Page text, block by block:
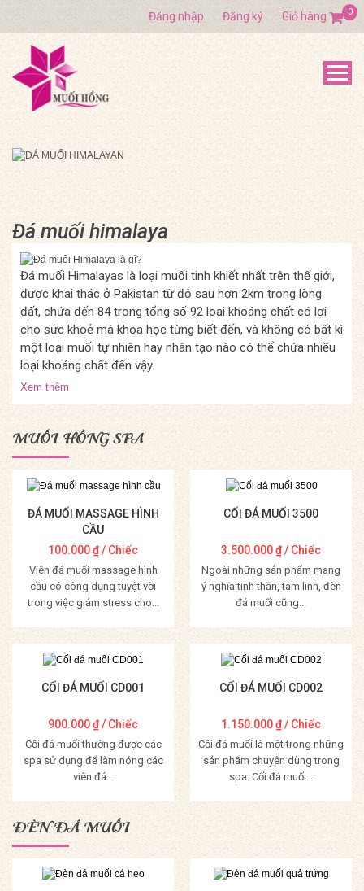
Đăng nhập Đăng ký Giỏ hàng 0
Đá muối himalaya
Đá muối Himalayas là loại muối tinh khiết nhất trên thế giới,
được khai thác ở Pakistan từ độ sau hơn 2km trong lòng
đất, chứa đến 84 trong tổng số 92 loại khoáng chất có lợi
cho sức khoẻ mà khoa học từng biết đến, và không có bất kì
một loại muối tự nhiên hay nhân tạo nào có thể chứa nhiều
loại khoáng chất đến vậy.
Xem thêm
MUỐI HỒNG SPA
ĐÁ MUỐI MASSAGE HÌNH
CẦU
100.000₫/ Chiếc
Viên đá muối massage hình
cầu có công dụng tuyệt vời
trong việc giảm stress cho...
Mua Hàng
CỐI ĐÁ MUỐI 3500
3.500.000₫/ Chiếc
Ngoài những sản phẩm mang
ý nghĩa tinh thần, tâm linh, đèn
đá muối cũng...
Mua Hàng
CỐI ĐÁ MUỐI CD001
900.000₫/ Chiếc
Cối đá muối thường được các
spa sử dụng để làm nóng các
viên đá...
Mua Hàng
CỐI ĐÁ MUỐI CD002
1.150.000₫/ Chiếc
Cối đá muối là một trong những
sản phẩm chuyên dùng trong
spa. Cối đá muối...
Mua Hàng
ĐÈN ĐÁ MUỐI